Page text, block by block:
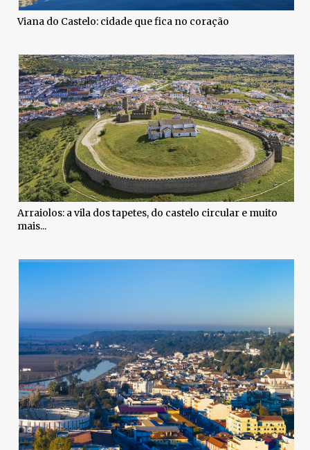
Viana do Castelo: cidade que fica no coração
Arraiolos: a vila dos tapetes, do castelo circular e muito
mais...